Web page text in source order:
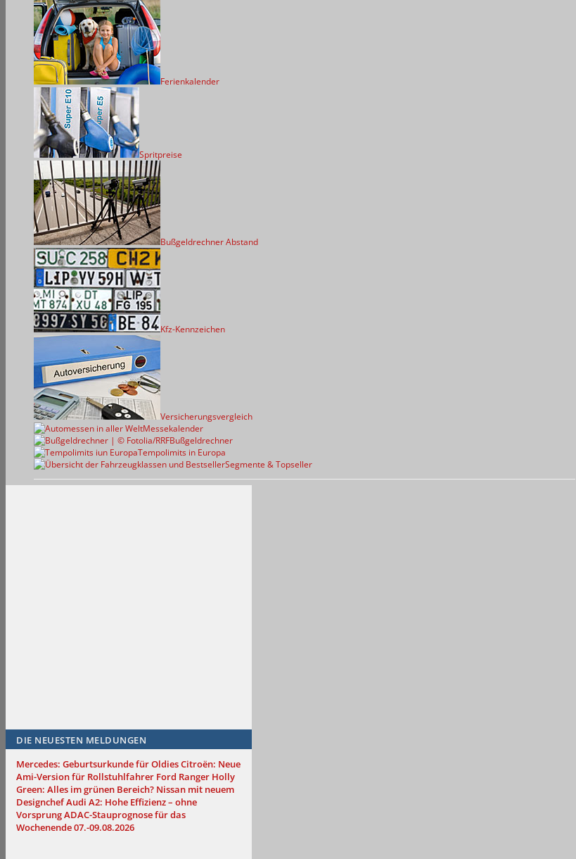
Ferienkalender
Spritpreise
Bußgeldrechner Abstand
Kfz-Kennzeichen
Versicherungsvergleich
Messekalender
Bußgeldrechner
Tempolimits in Europa
Segmente & Topseller
DIE NEUESTEN MELDUNGEN
Mercedes: Geburtsurkunde für OldiesCitroën: Neue
Ami-Version für Rollstuhlfahrer Ford Ranger Holly
Green: Alles im grünen Bereich? Nissan mit neuem
DesignchefAudi A2: Hohe Effizienz – ohne
VorsprungADAC-Stauprognose für das
Wochenende 07.-09.08.2026